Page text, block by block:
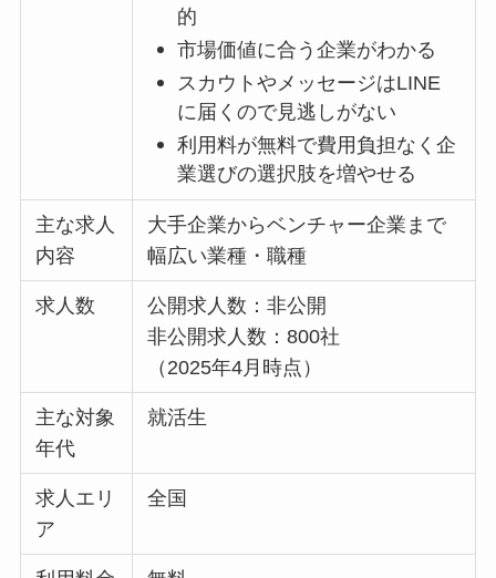
的
市場価値に合う企業がわかる
スカウトやメッセージはLINE
に届くので見逃しがない
利用料が無料で費用負担なく企
業選びの選択肢を増やせる
主な求人
内容
大手企業からベンチャー企業まで
幅広い業種・職種
求人数
公開求人数：非公開
非公開求人数：800社
（2025年4月時点）
主な対象
年代
就活生
求人エリ
ア
全国